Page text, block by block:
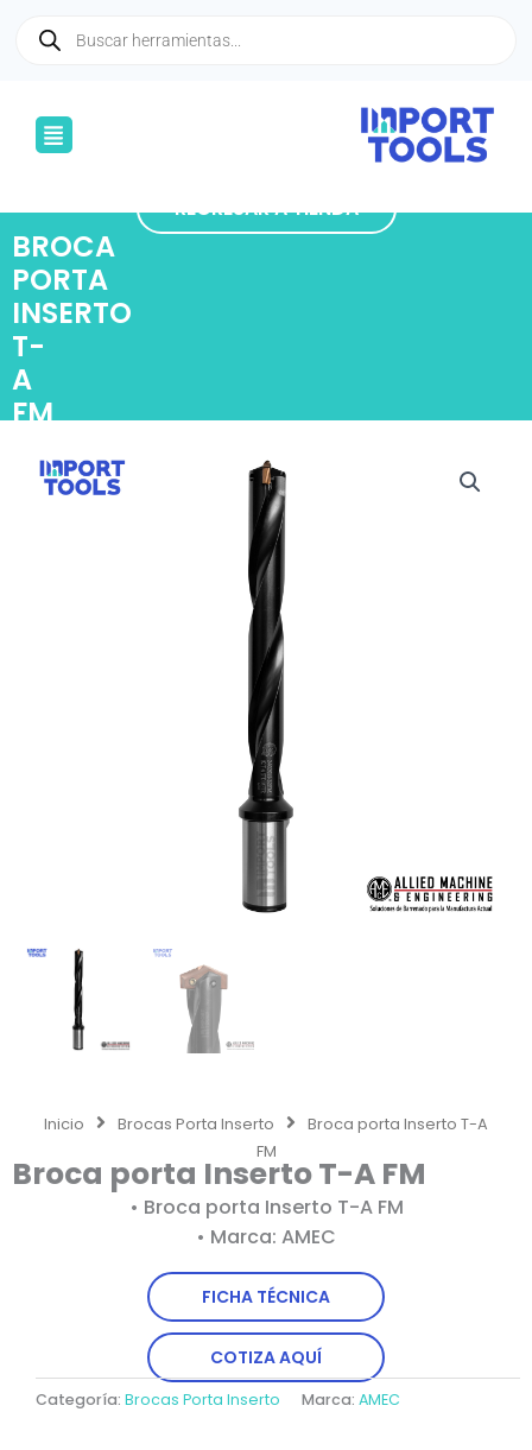
productos
Menú
BROCA
PORTA
INSERTO
T-
A
FM
REGRESAR A TIENDA
Inicio Brocas Porta Inserto
Broca porta Inserto T-A
FM
Broca porta Inserto T-A FM
• Broca porta Inserto T-A FM
• Marca: AMEC
FICHA TÉCNICA
COTIZA AQUÍ
Categoría: Brocas Porta Inserto Marca: AMEC